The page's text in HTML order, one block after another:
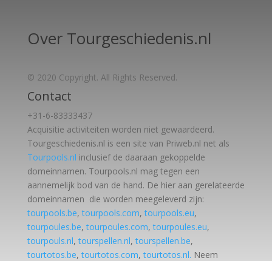
Over Tourgeschiedenis.nl
© 2020 Copyright. All Rights Reserved.
Contact
+31-6-83333437
Acquisitie activiteiten worden niet gewaardeerd.
Tourgeschiedenis.nl is een site van Priweb.nl net als
Tourpools.nl inclusief de daaraan gekoppelde
domeinnamen. Tourpools.nl mag tegen een
aannemelijk bod van de hand. De hier aan gerelateerde
domeinnamen die worden meegeleverd zijn:
tourpools.be,tourpools.com,tourpools.eu,
tourpoules.be,tourpoules.com,tourpoules.eu,
tourpouls.nl,tourspellen.nl,tourspellen.be,
tourtotos.be,tourtotos.com,tourtotos.nl. Neem